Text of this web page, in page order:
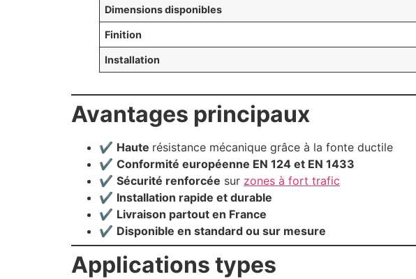
Dimensions disponibles
Finition
Installation
Avantages principaux
✔ Haute résistance mécanique grâce à la fonte ductile
✔ Conformité européenne EN 124 et EN 1433
✔ Sécurité renforcée sur zones à fort trafic
✔ Installation rapide et durable
✔ Livraison partout en France
✔ Disponible en standard ou sur mesure
Applications types